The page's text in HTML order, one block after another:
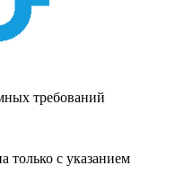
требований
только с указанием